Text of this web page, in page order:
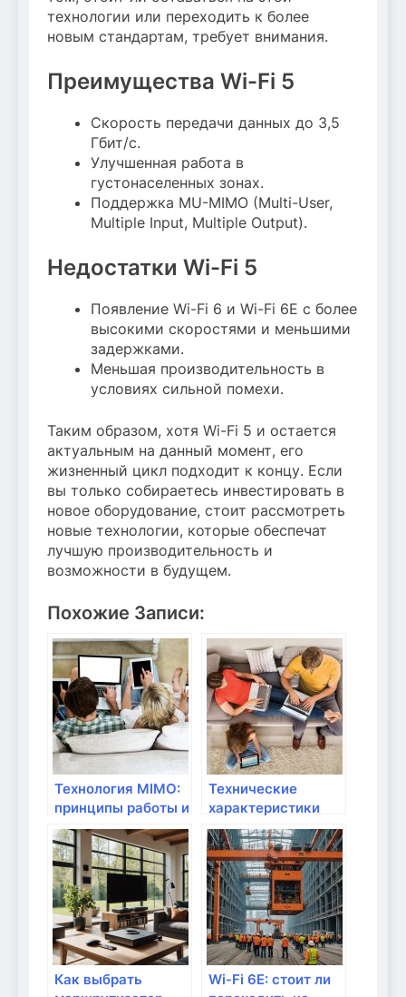
технологии или переходить к более
новым стандартам, требует внимания.
Преимущества Wi-Fi 5
Скорость передачи данных до 3,5
Гбит/с.
Улучшенная работа в
густонаселенных зонах.
Поддержка MU-MIMO (Multi-User,
Multiple Input, Multiple Output).
Недостатки Wi-Fi 5
Появление Wi-Fi 6 и Wi-Fi 6E с более
высокими скоростями и меньшими
задержками.
Меньшая производительность в
условиях сильной помехи.
Таким образом, хотя Wi-Fi 5 и остается
актуальным на данный момент, его
жизненный цикл подходит к концу. Если
вы только собираетесь инвестировать в
новое оборудование, стоит рассмотреть
новые технологии, которые обеспечат
лучшую производительность и
возможности в будущем.
Похожие Записи:
Технология MIMO:
принципы работы и
её преимущества
Технические
характеристики
маршрутизаторов:
стоит ли доверять?
Как выбрать
Wi-Fi 6E: стоит ли